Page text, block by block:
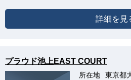
詳細を見
プラウド池上EAST COURT
所在地
東京都